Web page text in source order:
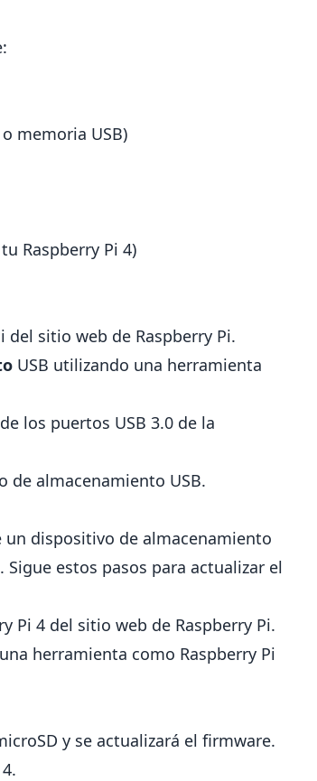
memoria USB)
Raspberry Pi 4)
del sitio web de Raspberry Pi.
USB utilizando una herramienta
los puertos USB 3.0 de la
de almacenamiento USB.
un dispositivo de almacenamiento
. Sigue estos pasos para actualizar el
Pi 4 del sitio web de Raspberry Pi.
herramienta como Raspberry Pi
y se actualizará el firmware.